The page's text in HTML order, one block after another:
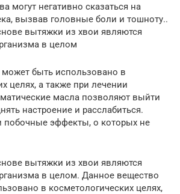
могут негативно сказаться на
вызвав головные боли и тошноту..
вытяжки из хвои являются
в целом
быть использовано в
целях, а также при лечении
масла позволяют выйти
настроение и расслабиться.
побочные эффекты, о которых не
вытяжки из хвои являются
в целом. Данное вещество
в косметологических целях,